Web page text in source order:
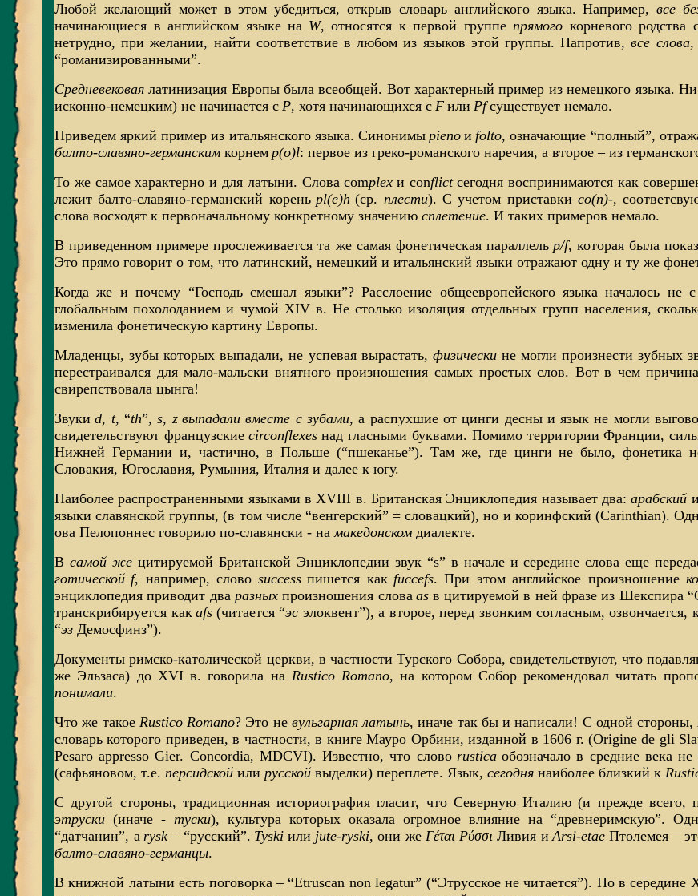
Любой желающий может в этом убедиться, открыв словарь английского языка. Например,все
начинающиеся в английском языке на W, относятся к первой группе прямого корневого
нетрудно, при желании, найти соответствие в любом из языков этой группы. Напротив,все слова,
“романизированными”.
Средневековая латинизация Европы была всеобщей. Вот характерный пример из немецкого языка.
исконно-немецким) не начинается с P, хотя начинающихся с F или Pf существует немало.
Приведем яркий пример из итальянского языка. Синонимы pieno и folto, означающие “полный”,
балто-славяно-германским корнем p(o)l: первое из греко-романского наречия, а второе – из
То же самое характерно и для латыни. Слова complex и conflict сегодня воспринимаются как
лежит балто-славяно-германский корень pl(e)h (ср. плести). С учетом приставкисo(n)-,
слова восходят к первоначальному конкретному значению сплетение. И таких примеров немало.
В приведенном примере прослеживается та же самая фонетическая параллель p/f, которая была
Это прямо говорит о том, что латинский, немецкий и итальянский языки отражают одну и ту же
Когда же и почему “Господь смешал языки”? Расслоение общеевропейского языка началось не
глобальным похолоданием и чумой XIV в. Не столько изоляция отдельных групп населения,
изменила фонетическую картину Европы.
Младенцы, зубы которых выпадали, не успевая вырастать, физическине могли произнести зубных
перестраивался для мало-мальски внятного произношения самых простых слов. Вот в чем
свирепствовала цынга!
Звуки d, t, “th”,s, z выпадали вместе с зубами, а распухшие от цинги десны и язык не могли
свидетельствуют французские circonflexes над гласными буквами. Помимо территории Франции,
Нижней Германии и, частично, в Польше (“пшеканье”). Там же, где цинги не было, фонетика
Словакия, Югославия, Румыния, Италия и далее к югу.
Наиболее распространенными языками в XVIII в. Британская Энциклопедия называет два:арабский
языки славянской группы, (в том числе “венгерский” = словацкий), но и коринфский (Carinthian).
ова Пелопоннес говорило по-славянски - намакедонском диалекте.
В самой жецитируемой Британской Энциклопедии звук “s” в начале и середине слова еще
готической f, например, слово success пишется как fuccefs. При этом английское произношение
энциклопедия приводит дваразных произношения слова as в цитируемой в ней фразе из Шекспира
транскрибируется как afs (читается “эс элоквент”), а второе, перед звонким согласным, озвончается,
“эз Демосфинз”).
Документы римско-католической церкви, в частности Турского Собора, свидетельствуют, что
же Эльзаса) до XVI в. говорила на Rusticо Romanо, на котором Собор рекомендовал читать
понимали.
Что же такое Rusticо Romanо? Это не вульгарная латынь, иначе так бы и написали! С одной стороны,
словарь которого приведен, в частности, в книге Мауро Орбини, изданной в 1606 г. (Origine de gli
Pesaro appresso Gier. Concordia, MDCVI). Известно, что слово rustica обозначало в средние века
(сафьяновом, т.е. персидской или русской выделки) переплете. Язык, сегодня наиболее близкий к
С другой стороны, традиционная историография гласит, что Северную Италию (и прежде всего,
этруски (иначе - туски), культура которых оказала огромное влияние на “древнеримскую”.
“датчанин”, а rysk – “русский”. Tyski или jute-ryski, они же Γέται Ρύσσι Ливия и Arsi-etae Птолемея –
балто-славяно-германцы.
В книжной латыни есть поговорка – “Etruscan non legatur” (“Этрусское не читается”). Но в